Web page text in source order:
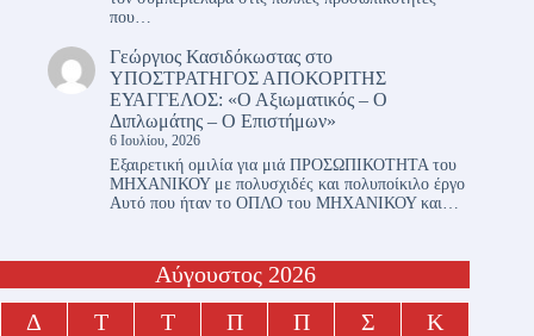
που…
Γεώργιος Κασιδόκωστας στο
ΥΠΟΣΤΡΑΤΗΓΟΣ ΑΠΟΚΟΡΙΤΗΣ
ΕΥΑΓΓΕΛΟΣ: «Ο Αξιωματικός – Ο
Διπλωμάτης – Ο Επιστήμων»
6 Ιουλίου, 2026
Εξαιρετική ομιλία για μιά ΠΡΟΣΩΠΙΚΟΤΗΤΑ του
ΜΗΧΑΝΙΚΟΥ με πολυσχιδές και πολυποίκιλο έργο
Αυτό που ήταν το ΟΠΛΟ του ΜΗΧΑΝΙΚΟΥ και…
Αύγουστος 2026
Δ
Τ Τ Π Π Σ
Κ